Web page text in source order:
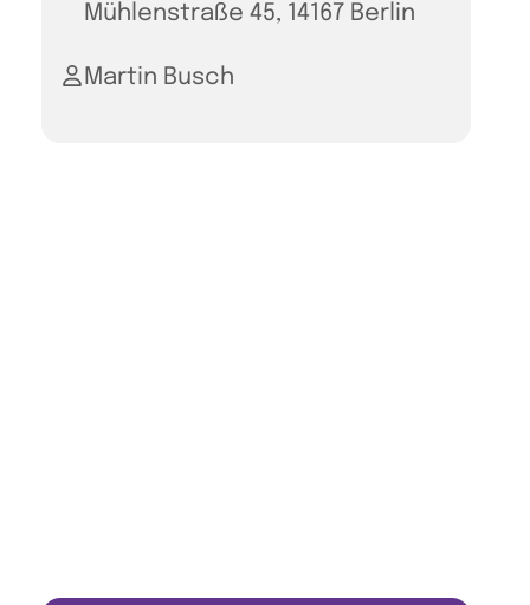
Mühlenstraße 45, 14167 Berlin
Martin Busch